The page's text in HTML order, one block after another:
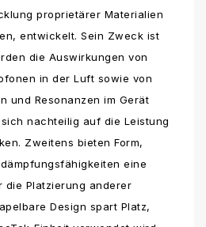
proprietärer Materialien
entwickelt. Sein Zweck ist
die Auswirkungen von
in der Luft sowie von
und Resonanzen im Gerät
nachteilig auf die Leistung
Zweitens bieten Form,
eine
Platzierung anderer
Design spart Platz,